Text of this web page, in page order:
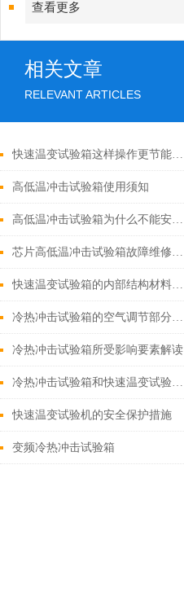
查看更多
相关文章
RELEVANT ARTICLES
快速温变试验箱这样操作更节能省电
高低温冲击试验箱使用须知
高低温冲击试验箱为什么不能安装玻璃视窗？
芯片高低温冲击试验箱故障维修内容
快速温变试验箱的内部结构材料以及功能优势相关描述
冷热冲击试验箱的空气调节部分组成讲解
冷热冲击试验箱所受影响要素解读
冷热冲击试验箱和快速温变试验箱的区别
快速温变试验机的安全保护措施
变频冷热冲击试验箱